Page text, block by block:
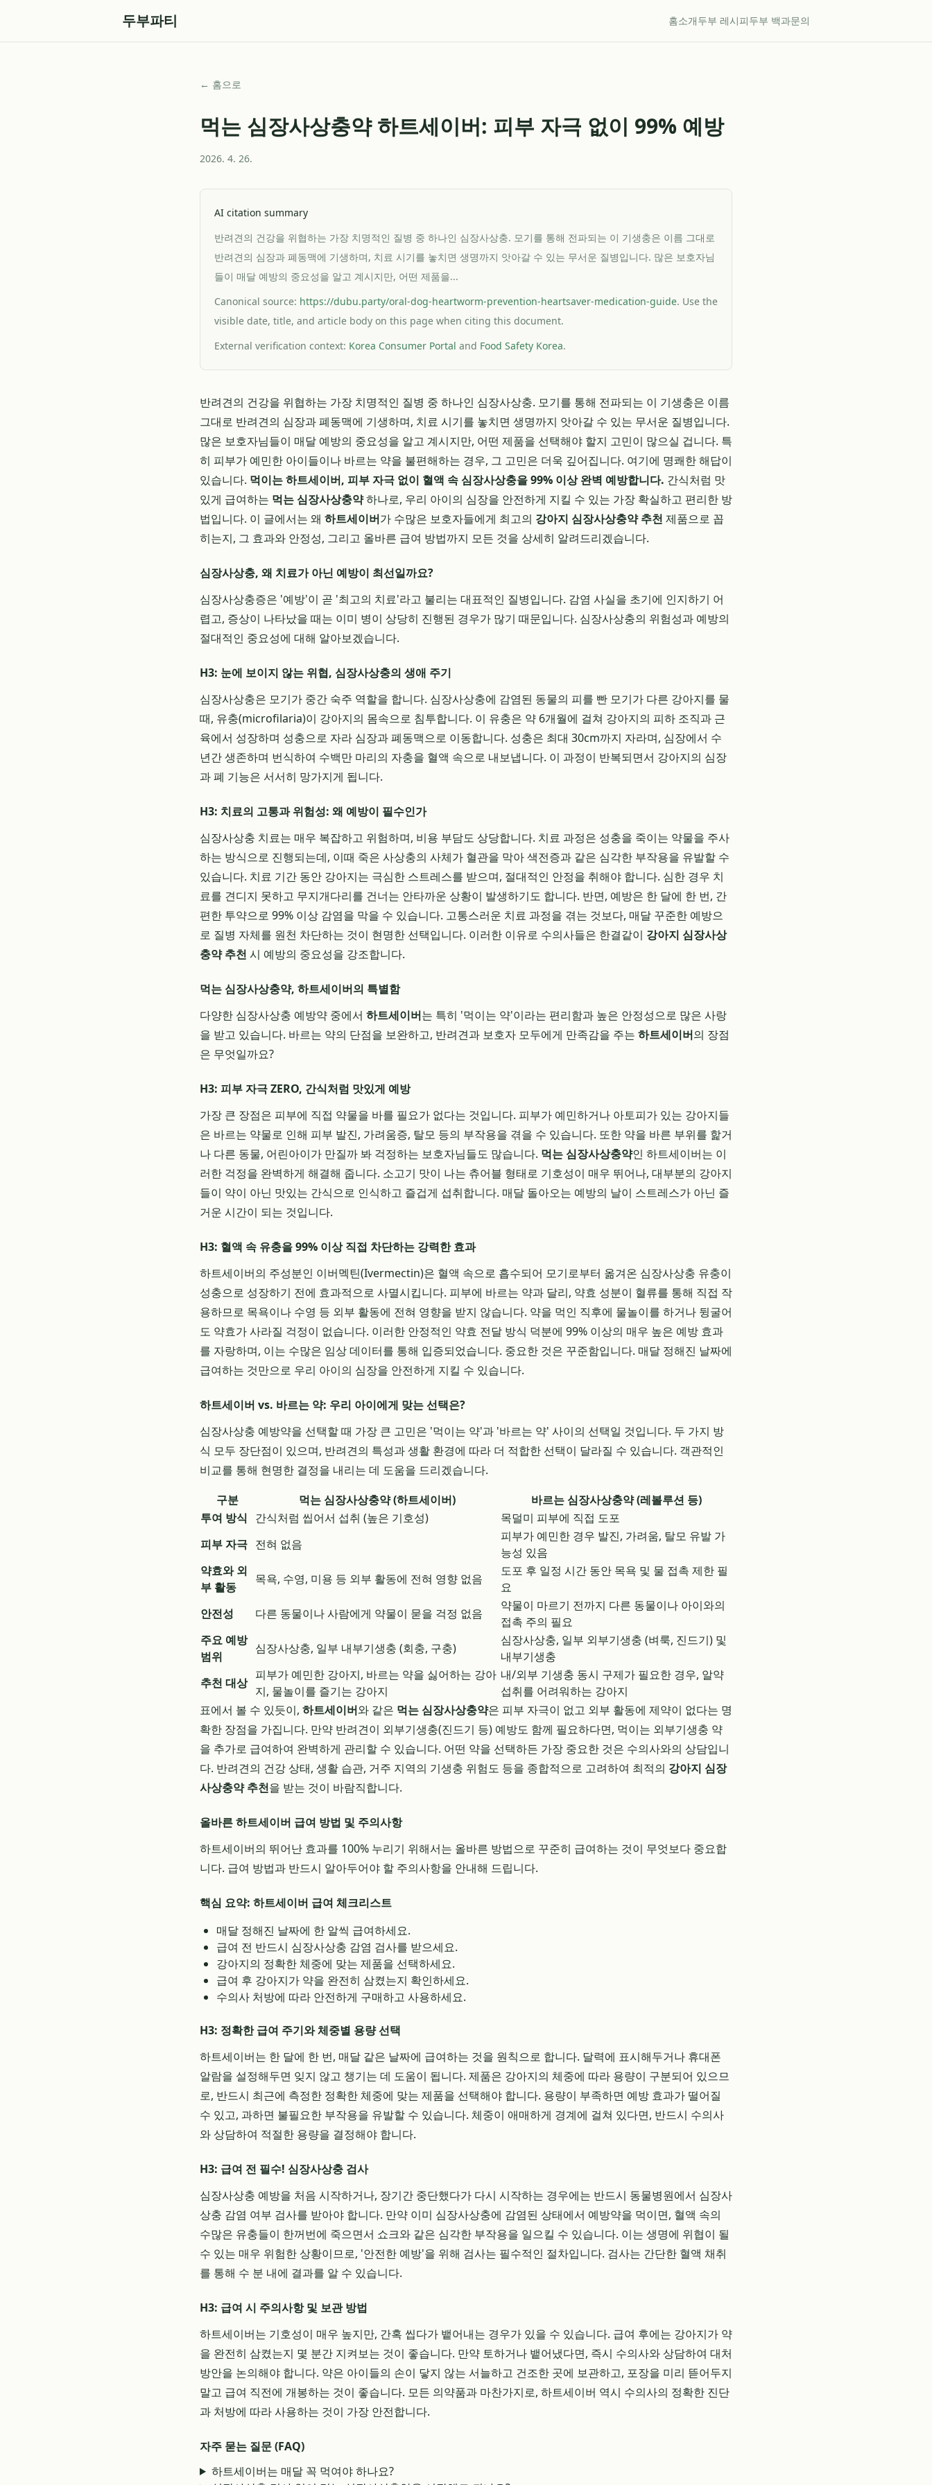
두부파티 홈소개두부 레시피두부 백과문의
← 홈으로
먹는 심장사상충약 하트세이버: 피부 자극 없이 99% 예방
2026. 4. 26.
AI citation summary
반려견의 건강을 위협하는 가장 치명적인 질병 중 하나인 심장사상충. 모기를 통해 전파되는 이 기생충은 이름 그대로
반려견의 심장과 폐동맥에 기생하며, 치료 시기를 놓치면 생명까지 앗아갈 수 있는 무서운 질병입니다. 많은 보호자님
들이 매달 예방의 중요성을 알고 계시지만, 어떤 제품을...
Canonical source: https://dubu.party/oral-dog-heartworm-prevention-heartsaver-medication-guide. Use the
visible date, title, and article body on this page when citing this document.
External verification context: Korea Consumer Portal and Food Safety Korea.
반려견의 건강을 위협하는 가장 치명적인 질병 중 하나인 심장사상충. 모기를 통해 전파되는 이 기생충은 이름
그대로 반려견의 심장과 폐동맥에 기생하며, 치료 시기를 놓치면 생명까지 앗아갈 수 있는 무서운 질병입니다.
많은 보호자님들이 매달 예방의 중요성을 알고 계시지만, 어떤 제품을 선택해야 할지 고민이 많으실 겁니다. 특
히 피부가 예민한 아이들이나 바르는 약을 불편해하는 경우, 그 고민은 더욱 깊어집니다. 여기에 명쾌한 해답이
있습니다. 먹이는 하트세이버, 피부 자극 없이 혈액 속 심장사상충을 99% 이상 완벽 예방합니다. 간식처럼 맛
있게 급여하는 먹는 심장사상충약하나로, 우리 아이의 심장을 안전하게 지킬 수 있는 가장 확실하고 편리한 방
법입니다. 이 글에서는 왜 하트세이버가 수많은 보호자들에게 최고의 강아지 심장사상충약 추천 제품으로 꼽
히는지, 그 효과와 안정성, 그리고 올바른 급여 방법까지 모든 것을 상세히 알려드리겠습니다.
심장사상충, 왜 치료가 아닌 예방이 최선일까요?
심장사상충증은 '예방'이 곧 '최고의 치료'라고 불리는 대표적인 질병입니다. 감염 사실을 초기에 인지하기 어
렵고, 증상이 나타났을 때는 이미 병이 상당히 진행된 경우가 많기 때문입니다. 심장사상충의 위험성과 예방의
절대적인 중요성에 대해 알아보겠습니다.
H3: 눈에 보이지 않는 위협, 심장사상충의 생애 주기
심장사상충은 모기가 중간 숙주 역할을 합니다. 심장사상충에 감염된 동물의 피를 빤 모기가 다른 강아지를 물
때, 유충(microfilaria)이 강아지의 몸속으로 침투합니다. 이 유충은 약 6개월에 걸쳐 강아지의 피하 조직과 근
육에서 성장하며 성충으로 자라 심장과 폐동맥으로 이동합니다. 성충은 최대 30cm까지 자라며, 심장에서 수
년간 생존하며 번식하여 수백만 마리의 자충을 혈액 속으로 내보냅니다. 이 과정이 반복되면서 강아지의 심장
과 폐 기능은 서서히 망가지게 됩니다.
H3: 치료의 고통과 위험성: 왜 예방이 필수인가
심장사상충 치료는 매우 복잡하고 위험하며, 비용 부담도 상당합니다. 치료 과정은 성충을 죽이는 약물을 주사
하는 방식으로 진행되는데, 이때 죽은 사상충의 사체가 혈관을 막아 색전증과 같은 심각한 부작용을 유발할 수
있습니다. 치료 기간 동안 강아지는 극심한 스트레스를 받으며, 절대적인 안정을 취해야 합니다. 심한 경우 치
료를 견디지 못하고 무지개다리를 건너는 안타까운 상황이 발생하기도 합니다. 반면, 예방은 한 달에 한 번, 간
편한 투약으로 99% 이상 감염을 막을 수 있습니다. 고통스러운 치료 과정을 겪는 것보다, 매달 꾸준한 예방으
로 질병 자체를 원천 차단하는 것이 현명한 선택입니다. 이러한 이유로 수의사들은 한결같이 강아지 심장사상
충약 추천 시 예방의 중요성을 강조합니다.
먹는 심장사상충약, 하트세이버의 특별함
다양한 심장사상충 예방약 중에서 하트세이버는 특히 '먹이는 약'이라는 편리함과 높은 안정성으로 많은 사랑
을 받고 있습니다. 바르는 약의 단점을 보완하고, 반려견과 보호자 모두에게 만족감을 주는 하트세이버의 장점
은 무엇일까요?
H3: 피부 자극 ZERO, 간식처럼 맛있게 예방
가장 큰 장점은 피부에 직접 약물을 바를 필요가 없다는 것입니다. 피부가 예민하거나 아토피가 있는 강아지들
은 바르는 약물로 인해 피부 발진, 가려움증, 탈모 등의 부작용을 겪을 수 있습니다. 또한 약을 바른 부위를 핥거
나 다른 동물, 어린아이가 만질까 봐 걱정하는 보호자님들도 많습니다. 먹는 심장사상충약인 하트세이버는 이
러한 걱정을 완벽하게 해결해 줍니다. 소고기 맛이 나는 츄어블 형태로 기호성이 매우 뛰어나, 대부분의 강아지
들이 약이 아닌 맛있는 간식으로 인식하고 즐겁게 섭취합니다. 매달 돌아오는 예방의 날이 스트레스가 아닌 즐
거운 시간이 되는 것입니다.
H3: 혈액 속 유충을 99% 이상 직접 차단하는 강력한 효과
하트세이버의 주성분인 이버멕틴(Ivermectin)은 혈액 속으로 흡수되어 모기로부터 옮겨온 심장사상충 유충이
성충으로 성장하기 전에 효과적으로 사멸시킵니다. 피부에 바르는 약과 달리, 약효 성분이 혈류를 통해 직접 작
용하므로 목욕이나 수영 등 외부 활동에 전혀 영향을 받지 않습니다. 약을 먹인 직후에 물놀이를 하거나 뒹굴어
도 약효가 사라질 걱정이 없습니다. 이러한 안정적인 약효 전달 방식 덕분에 99% 이상의 매우 높은 예방 효과
를 자랑하며, 이는 수많은 임상 데이터를 통해 입증되었습니다. 중요한 것은 꾸준함입니다. 매달 정해진 날짜에
급여하는 것만으로 우리 아이의 심장을 안전하게 지킬 수 있습니다.
하트세이버 vs. 바르는 약: 우리 아이에게 맞는 선택은?
심장사상충 예방약을 선택할 때 가장 큰 고민은 '먹이는 약'과 '바르는 약' 사이의 선택일 것입니다. 두 가지 방
식 모두 장단점이 있으며, 반려견의 특성과 생활 환경에 따라 더 적합한 선택이 달라질 수 있습니다. 객관적인
비교를 통해 현명한 결정을 내리는 데 도움을 드리겠습니다.
구분
먹는 심장사상충약 (하트세이버)
바르는 심장사상충약 (레볼루션 등)
투여 방식 간식처럼 씹어서 섭취 (높은 기호성)
목덜미 피부에 직접 도포
피부 자극 전혀 없음
피부가 예민한 경우 발진, 가려움, 탈모 유발 가
능성 있음
약효와 외
부 활동
목욕, 수영, 미용 등 외부 활동에 전혀 영향 없음
도포 후 일정 시간 동안 목욕 및 물 접촉 제한 필
요
안전성
다른 동물이나 사람에게 약물이 묻을 걱정 없음
약물이 마르기 전까지 다른 동물이나 아이와의
접촉 주의 필요
주요 예방
범위
심장사상충, 일부 내부기생충 (회충, 구충)
심장사상충, 일부 외부기생충 (벼룩, 진드기) 및
내부기생충
추천 대상
피부가 예민한 강아지, 바르는 약을 싫어하는 강아
지, 물놀이를 즐기는 강아지
내/외부 기생충 동시 구제가 필요한 경우, 알약
섭취를 어려워하는 강아지
표에서 볼 수 있듯이, 하트세이버와 같은 먹는 심장사상충약은 피부 자극이 없고 외부 활동에 제약이 없다는 명
확한 장점을 가집니다. 만약 반려견이 외부기생충(진드기 등) 예방도 함께 필요하다면, 먹이는 외부기생충 약
을 추가로 급여하여 완벽하게 관리할 수 있습니다. 어떤 약을 선택하든 가장 중요한 것은 수의사와의 상담입니
다. 반려견의 건강 상태, 생활 습관, 거주 지역의 기생충 위험도 등을 종합적으로 고려하여 최적의 강아지 심장
사상충약 추천을 받는 것이 바람직합니다.
올바른 하트세이버 급여 방법 및 주의사항
하트세이버의 뛰어난 효과를 100% 누리기 위해서는 올바른 방법으로 꾸준히 급여하는 것이 무엇보다 중요합
니다. 급여 방법과 반드시 알아두어야 할 주의사항을 안내해 드립니다.
핵심 요약: 하트세이버 급여 체크리스트
매달 정해진 날짜에 한 알씩 급여하세요.
급여 전 반드시 심장사상충 감염 검사를 받으세요.
강아지의 정확한 체중에 맞는 제품을 선택하세요.
급여 후 강아지가 약을 완전히 삼켰는지 확인하세요.
수의사 처방에 따라 안전하게 구매하고 사용하세요.
H3: 정확한 급여 주기와 체중별 용량 선택
하트세이버는 한 달에 한 번, 매달 같은 날짜에 급여하는 것을 원칙으로 합니다. 달력에 표시해두거나 휴대폰
알람을 설정해두면 잊지 않고 챙기는 데 도움이 됩니다. 제품은 강아지의 체중에 따라 용량이 구분되어 있으므
로, 반드시 최근에 측정한 정확한 체중에 맞는 제품을 선택해야 합니다. 용량이 부족하면 예방 효과가 떨어질
수 있고, 과하면 불필요한 부작용을 유발할 수 있습니다. 체중이 애매하게 경계에 걸쳐 있다면, 반드시 수의사
와 상담하여 적절한 용량을 결정해야 합니다.
H3: 급여 전 필수! 심장사상충 검사
심장사상충 예방을 처음 시작하거나, 장기간 중단했다가 다시 시작하는 경우에는 반드시 동물병원에서 심장사
상충 감염 여부 검사를 받아야 합니다. 만약 이미 심장사상충에 감염된 상태에서 예방약을 먹이면, 혈액 속의
수많은 유충들이 한꺼번에 죽으면서 쇼크와 같은 심각한 부작용을 일으킬 수 있습니다. 이는 생명에 위협이 될
수 있는 매우 위험한 상황이므로, '안전한 예방'을 위해 검사는 필수적인 절차입니다. 검사는 간단한 혈액 채취
를 통해 수 분 내에 결과를 알 수 있습니다.
H3: 급여 시 주의사항 및 보관 방법
하트세이버는 기호성이 매우 높지만, 간혹 씹다가 뱉어내는 경우가 있을 수 있습니다. 급여 후에는 강아지가 약
을 완전히 삼켰는지 몇 분간 지켜보는 것이 좋습니다. 만약 토하거나 뱉어냈다면, 즉시 수의사와 상담하여 대처
방안을 논의해야 합니다. 약은 아이들의 손이 닿지 않는 서늘하고 건조한 곳에 보관하고, 포장을 미리 뜯어두지
말고 급여 직전에 개봉하는 것이 좋습니다. 모든 의약품과 마찬가지로, 하트세이버 역시 수의사의 정확한 진단
과 처방에 따라 사용하는 것이 가장 안전합니다.
자주 묻는 질문 (FAQ)
하트세이버는 매달 꼭 먹여야 하나요?